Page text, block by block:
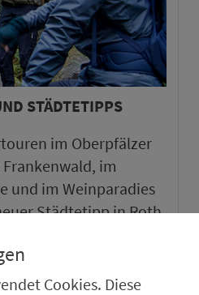
STÄDTETIPPS
im Oberpfälzer
im
und im Weinparadies
Städtetipp in Roth.
Cookies. Diese